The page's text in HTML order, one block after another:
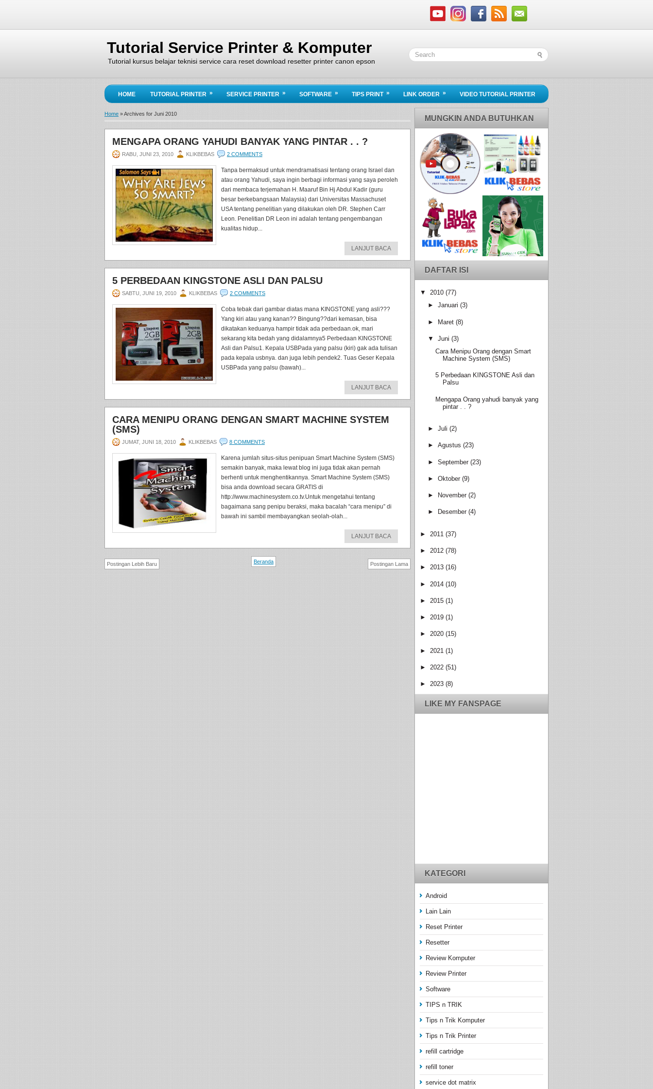
Tutorial Service Printer & Komputer
Tutorial kursus belajar teknisi service cara reset download resetter printer canon epson
HOME TUTORIAL PRINTER » SERVICE PRINTER » SOFTWARE » TIPS PRINT » LINK ORDER » VIDEO TUTORIAL PRINTER
Home »Archives for Juni 2010
MENGAPA ORANG YAHUDI BANYAK YANG PINTAR . . ?
RABU, JUNI 23, 2010 KLIKBEBAS 2 COMMENTS
Tanpa bermaksud untuk mendramatisasi tentang orang Israel dan
atau orang Yahudi, saya ingin berbagi informasi yang saya peroleh
dari membaca terjemahan H. Maaruf Bin Hj Abdul Kadir (guru
besar berkebangsaan Malaysia) dari Universitas Massachuset
USA tentang penelitian yang dilakukan oleh DR. Stephen Carr
Leon. Penelitian DR Leon ini adalah tentang pengembangan
kualitas hidup...
LANJUT BACA
5 PERBEDAAN KINGSTONE ASLI DAN PALSU
SABTU, JUNI 19, 2010 KLIKBEBAS 2 COMMENTS
Coba tebak dari gambar diatas mana KINGSTONE yang asli???
Yang kiri atau yang kanan?? Bingung??dari kemasan, bisa
dikatakan keduanya hampir tidak ada perbedaan.ok, mari
sekarang kita bedah yang didalamnya5 Perbedaan KINGSTONE
Asli dan Palsu1. Kepala USBPada yang palsu (kiri) gak ada tulisan
pada kepala usbnya. dan juga lebih pendek2. Tuas Geser Kepala
USBPada yang palsu (bawah)...
LANJUT BACA
CARA MENIPU ORANG DENGAN SMART MACHINE SYSTEM
(SMS)
JUMAT, JUNI 18, 2010 KLIKBEBAS 8 COMMENTS
Karena jumlah situs-situs penipuan Smart Machine System (SMS)
semakin banyak, maka lewat blog ini juga tidak akan pernah
berhenti untuk menghentikannya. Smart Machine System (SMS)
bisa anda download secara GRATIS di
http://www.machinesystem.co.tv.Untuk mengetahui tentang
bagaimana sang penipu beraksi, maka bacalah “cara menipu” di
bawah ini sambil membayangkan seolah-olah...
LANJUT BACA
Postingan Lebih Baru Postingan Lama
Beranda
MUNGKIN ANDA BUTUHKAN
DAFTAR ISI
▼ 2010 (77)
► Januari (3)
► Maret (8)
▼ Juni (3)
Cara Menipu Orang dengan Smart
Machine System (SMS)
5 Perbedaan KINGSTONE Asli dan
Palsu
Mengapa Orang yahudi banyak yang
pintar . . ?
► Juli (2)
► Agustus (23)
► September (23)
► Oktober (9)
► November (2)
► Desember (4)
► 2011 (37)
► 2012 (78)
► 2013 (16)
► 2014 (10)
► 2015 (1)
► 2019 (1)
► 2020 (15)
► 2021 (1)
► 2022 (51)
► 2023 (8)
LIKE MY FANSPAGE
KATEGORI
Android
Lain Lain
Reset Printer
Resetter
Review Komputer
Review Printer
Software
TIPS n TRIK
Tips n Trik Komputer
Tips n Trik Printer
refill cartridge
refill toner
service dot matrix